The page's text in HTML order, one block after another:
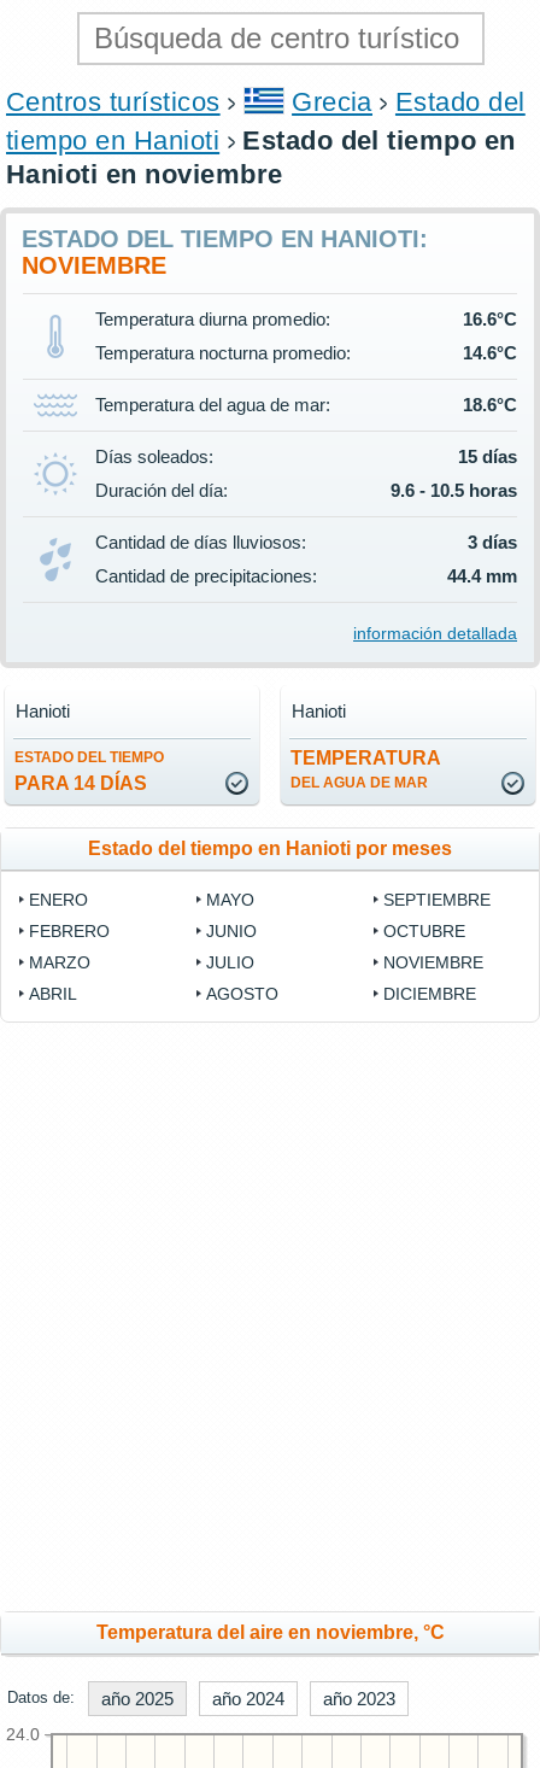
Centros turísticos Grecia
Estado del
tiempo en Hanioti
Estado del tiempo en
Hanioti en noviembre
ESTADO DEL TIEMPO EN HANIOTI:
NOVIEMBRE
Temperatura diurna promedio:
16.6°C
Temperatura nocturna promedio:
14.6°C
Temperatura del agua de mar: 18.6°C
Días soleados:
15 días
Duración del día:
9.6 - 10.5 horas
Cantidad de días lluviosos:
3 días
Cantidad de precipitaciones:
44.4 mm
información detallada
ESTADO DEL TIEMPO
PARA 14 DÍAS
Hanioti
TEMPERATURA
DEL AGUA DE MAR
Hanioti
Estado del tiempo en Hanioti por meses
ENERO
FEBRERO
MARZO
ABRIL
MAYO
JUNIO
JULIO
AGOSTO
SEPTIEMBRE
OCTUBRE
NOVIEMBRE
DICIEMBRE
Temperatura del aire en noviembre, °C
Datos de: año 2025 año 2024 año 2023
24.0